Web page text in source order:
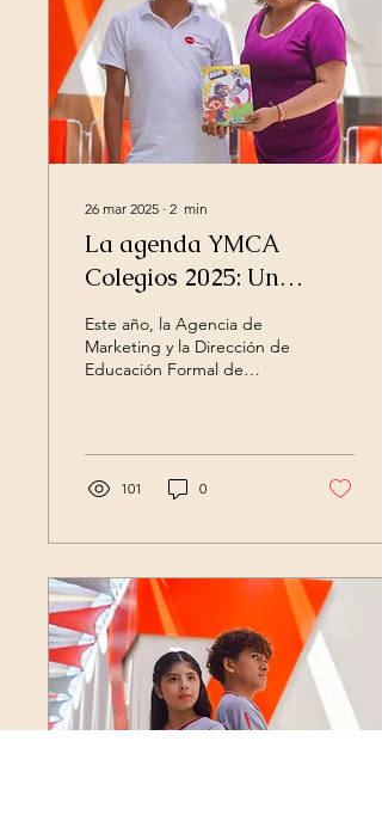
26 mar 2025 ∙ 2 min
La agenda YMCA
Colegios 2025: Un
proyecto creativo y
colaborativo
Este año, la Agencia de
Marketing y la Dirección de
Educación Formal de
101 0